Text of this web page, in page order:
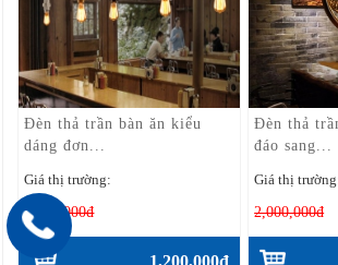
Đèn thả trần bàn ăn kiểu
dáng đơn...
Giá thị trường:
2,400,000đ
Đèn thả
đáo sang...
Giá thị
2,000,000đ